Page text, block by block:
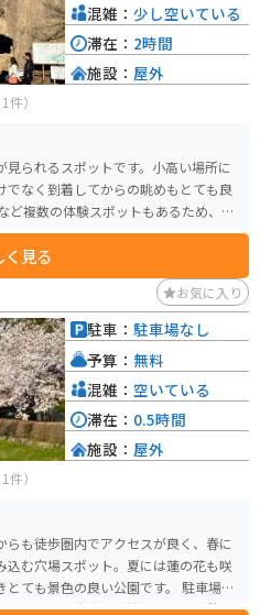
件）
られるスポットです。小高い場所に
なく到着してからの眺めもとても良
です。あまり混んでいないところも
く見る
混雑： 少し空いている
滞在： 2時間
施設： 屋外
お気に入り
件）
も徒歩圏内でアクセスが良く、春に
む穴場スポット。夏には蓮の花も咲
景色の良い公園です。 駐車場は
トイレと自動販売機もあって休憩＆
駐車： 駐車場なし
予算： 無料
混雑： 空いている
滞在： 0.5時間
施設： 屋外